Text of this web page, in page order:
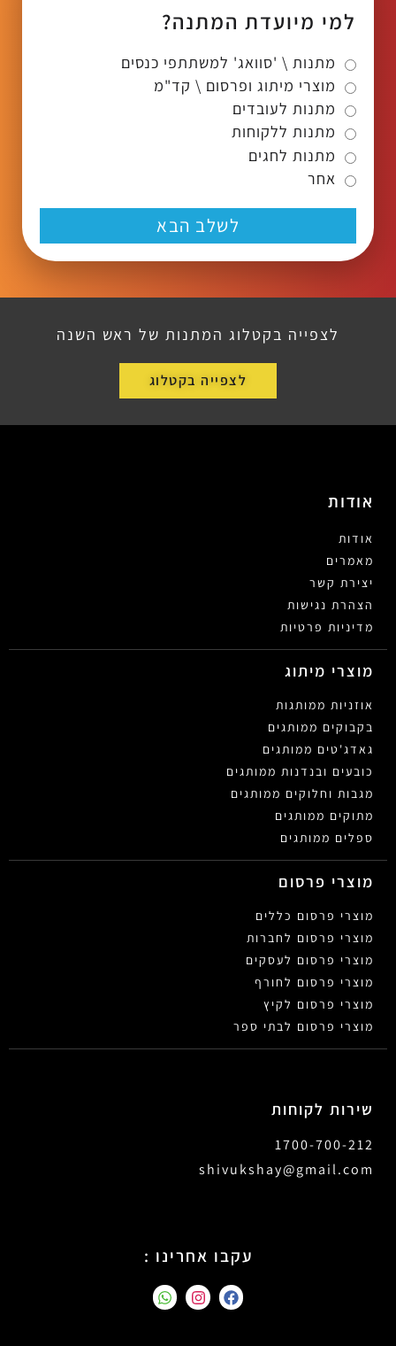
למי מיועדת המתנה?
מתנות \ 'סוואג' למשתתפי כנסים
מוצרי מיתוג ופרסום \ קד"מ
מתנות לעובדים
מתנות ללקוחות
מתנות לחגים
אחר
לשלב הבא
לצפייה בקטלוג המתנות של ראש השנה
לצפייה בקטלוג
אודות
אודות
מאמרים
יצירת קשר
הצהרת נגישות
מדיניות פרטיות
מוצרי מיתוג
אוזניות ממותגות
בקבוקים ממותגים
גאדג'טים ממותגים
כובעים ובנדנות ממותגים
מגבות וחלוקים ממותגים
מתוקים ממותגים
ספלים ממותגים
מוצרי פרסום
מוצרי פרסום כללים
מוצרי פרסום לחברות
מוצרי פרסום לעסקים
מוצרי פרסום לחורף
מוצרי פרסום לקיץ
מוצרי פרסום לבתי ספר
שירות לקוחות
1700-700-212
shivukshay@gmail.com
עקבו אחרינו :